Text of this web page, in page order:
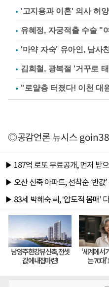
'고지용과 이혼' 의사 허
유혜정, 자궁적출 수술 "
'마약 자숙' 유아인, 남사
김희철, 광복절 '거꾸로
◎공감언론 뉴시스